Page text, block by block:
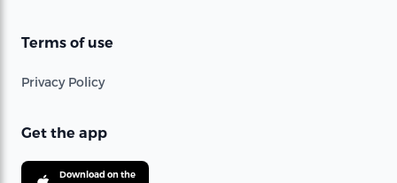
Terms of use
Privacy Policy
Get the app
Download on the